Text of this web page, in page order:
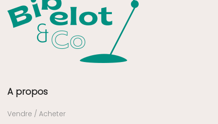
A propos
Vendre / Acheter